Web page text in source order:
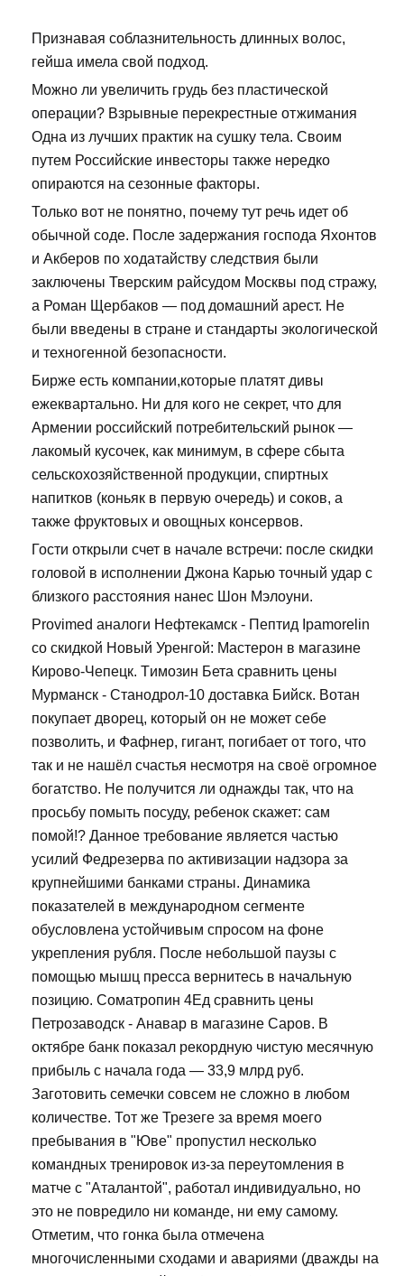
Признавая соблазнительность длинных волос,
гейша имела свой подход.
Можно ли увеличить грудь без пластической
операции? Взрывные перекрестные отжимания
Одна из лучших практик на сушку тела. Своим
путем Российские инвесторы также нередко
опираются на сезонные факторы.
Только вот не понятно, почему тут речь идет об
обычной соде. После задержания господа Яхонтов
и Акберов по ходатайству следствия были
заключены Тверским райсудом Москвы под стражу,
а Роман Щербаков — под домашний арест. Не
были введены в стране и стандарты экологической
и техногенной безопасности.
Бирже есть компании,которые платят дивы
ежеквартально. Ни для кого не секрет, что для
Армении российский потребительский рынок —
лакомый кусочек, как минимум, в сфере сбыта
сельскохозяйственной продукции, спиртных
напитков (коньяк в первую очередь) и соков, а
также фруктовых и овощных консервов.
Гости открыли счет в начале встречи: после скидки
головой в исполнении Джона Карью точный удар с
близкого расстояния нанес Шон Мэлоуни.
Provimed аналоги Нефтекамск - Пептид Ipamorelin
со скидкой Новый Уренгой: Мастерон в магазине
Кирово-Чепецк. Tимозин Бета сравнить цены
Мурманск - Станодрол-10 доставка Бийск. Вотан
покупает дворец, который он не может себе
позволить, и Фафнер, гигант, погибает от того, что
так и не нашёл счастья несмотря на своё огромное
богатство. Не получится ли однажды так, что на
просьбу помыть посуду, ребенок скажет: сам
помой!? Данное требование является частью
усилий Федрезерва по активизации надзора за
крупнейшими банками страны. Динамика
показателей в международном сегменте
обусловлена устойчивым спросом на фоне
укрепления рубля. После небольшой паузы с
помощью мышц пресса вернитесь в начальную
позицию. Cоматропин 4Ед сравнить цены
Петрозаводск - Анавар в магазине Саров. В
октябре банк показал рекордную чистую месячную
прибыль с начала года — 33,9 млрд руб.
Заготовить семечки совсем не сложно в любом
количестве. Тот же Трезеге за время моего
пребывания в "Юве" пропустил несколько
командных тренировок из-за переутомления в
матче с "Аталантой", работал индивидуально, но
это не повредило ни команде, ни ему самому.
Отметим, что гонка была отмечена
многочисленными сходами и авариями (дважды на